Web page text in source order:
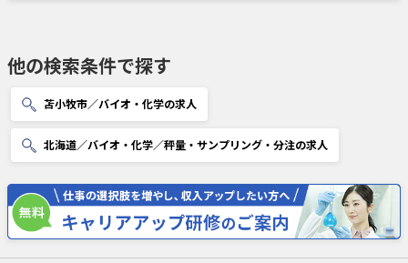
他の検索条件で探す
苫小牧市／バイオ・化学の求人
北海道／バイオ・化学／秤量・サンプリング・分注の求人